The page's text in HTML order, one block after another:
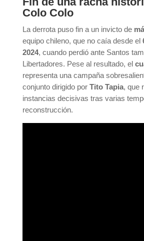
Colo Colo
La derrota puso fin a un invicto de
equipo chileno, que no caía desde el
2024, cuando perdió ante Santos
Libertadores. Pese al resultado, el
representa una campaña
conjunto dirigido por Tito Tapia, que
instancias decisivas tras varias
reconstrucción.